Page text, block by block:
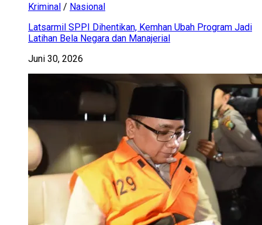
Kriminal / Nasional
Latsarmil SPPI Dihentikan, Kemhan Ubah Program Jadi
Latihan Bela Negara dan Manajerial
Juni 30, 2026